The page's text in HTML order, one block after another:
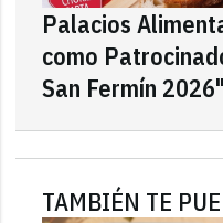
Palacios
como
San Fermín 2026"
TAMBIÉN TE